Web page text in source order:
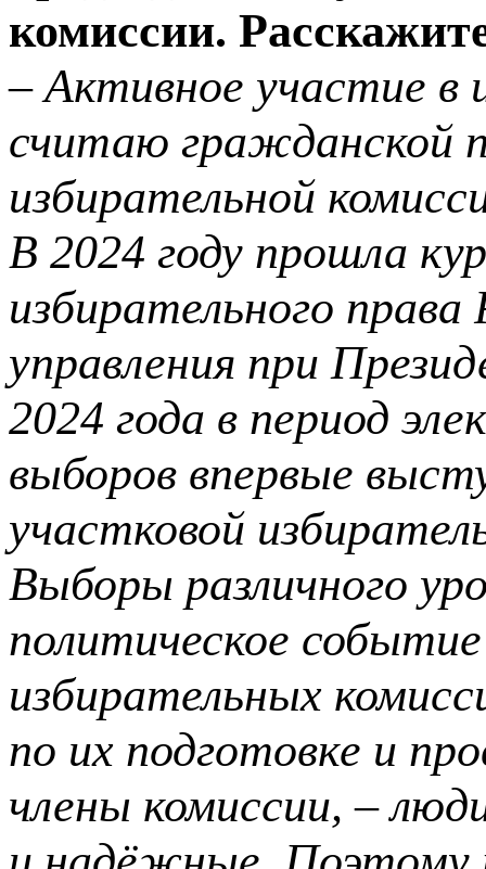
комиссии.
– Активное участие в
считаю гражданской
избирательной
В 2024 году прошла
избирательного права
управления при
2024 года в период
выборов впервые
участковой
Выборы различного
политическое
избирательных
по их подготовке и
члены комиссии, –